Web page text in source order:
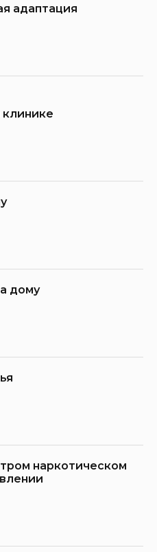
адаптация
клинике
дому
наркотическом